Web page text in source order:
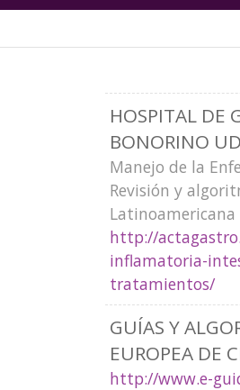
HOSPITAL DE
BONORINO
Manejo de la
Revisión y
Latinoamericana
http://
inflamatoria-
tratamientos/
GUÍAS Y
EUROPEA DE
http://www.e-